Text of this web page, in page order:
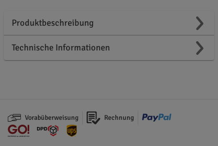
Produktbeschreibung
Technische Informationen
Vorabüberweisung Rechnung